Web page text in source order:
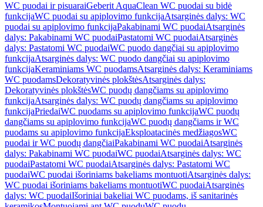
WC puodai ir pisuaraiGeberit AquaClean WC puodai su bidė
funkcijaWC puodai su apiplovimo funkcijaAtsarginės dalys: WC
puodai su apiplovimo funkcijaPakabinami WC puodaiAtsarginės
dalys: Pakabinami WC puodaiPastatomi WC puodaiAtsarginės
dalys: Pastatomi WC puodaiWC puodo dangčiai su apiplovimo
funkcijaAtsarginės dalys: WC puodo dangčiai su apiplovimo
funkcijaKeraminiams WC puodamsAtsarginės dalys: Keraminiams
WC puodamsDekoratyvinės plokštėsAtsarginės dalys:
Dekoratyvinės plokštėsWC puodų dangčiams su apiplovimo
funkcijaAtsarginės dalys: WC puodų dangčiams su apiplovimo
funkcijaPriedaiWC puodams su apiplovimo funkcijaWC puodų
dangčiams su apiplovimo funkcijaWC puodų dangčiams ir WC
puodams su apiplovimo funkcijaEksploatacinės medžiagosWC
puodai ir WC puodų dangčiaiPakabinami WC puodaiAtsarginės
dalys: Pakabinami WC puodaiWC puodaiAtsarginės dalys: WC
puodaiPastatomi WC puodaiAtsarginės dalys: Pastatomi WC
puodaiWC puodai išoriniams bakeliams montuotiAtsarginės dalys:
WC puodai išoriniams bakeliams montuotiWC puodaiAtsarginės
dalys: WC puodaiIšoriniai bakeliai WC puodams, iš sanitarinės